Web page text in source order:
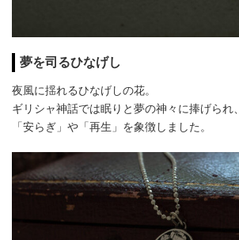
夢を司るひなげし
夜風に揺れるひなげしの花。
ギリシャ神話では眠りと夢の神々に捧げられ、
「安らぎ」や「再生」を象徴しました。